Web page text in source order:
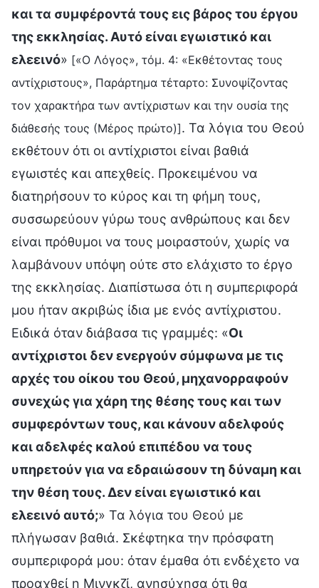
και τα συμφέροντά τους εις βάρος του έργου
της εκκλησίας. Αυτό είναι εγωιστικό και
ελεεινό» [«Ο Λόγος», τόμ. 4: «Εκθέτοντας τους
αντίχριστους», Παράρτημα τέταρτο: Συνοψίζοντας
τον χαρακτήρα των αντίχριστων και την ουσία της
διάθεσής τους (Μέρος πρώτο)]. Τα λόγια του Θεού
εκθέτουν ότι οι αντίχριστοι είναι βαθιά
εγωιστές και απεχθείς. Προκειμένου να
διατηρήσουν το κύρος και τη φήμη τους,
συσσωρεύουν γύρω τους ανθρώπους και δεν
είναι πρόθυμοι να τους μοιραστούν, χωρίς να
λαμβάνουν υπόψη ούτε στο ελάχιστο το έργο
της εκκλησίας. Διαπίστωσα ότι η συμπεριφορά
μου ήταν ακριβώς ίδια με ενός αντίχριστου.
Ειδικά όταν διάβασα τις γραμμές: «Οι
αντίχριστοι δεν ενεργούν σύμφωνα με τις
αρχές του οίκου του Θεού, μηχανορραφούν
συνεχώς για χάρη της θέσης τους και των
συμφερόντων τους, και κάνουν αδελφούς
και αδελφές καλού επιπέδου να τους
υπηρετούν για να εδραιώσουν τη δύναμη και
την θέση τους. Δεν είναι εγωιστικό και
ελεεινό αυτό;» Τα λόγια του Θεού με
πλήγωσαν βαθιά. Σκέφτηκα την πρόσφατη
συμπεριφορά μου: όταν έμαθα ότι ενδέχετο να
προαχθεί η Μινγκζί, ανησύχησα ότι θα